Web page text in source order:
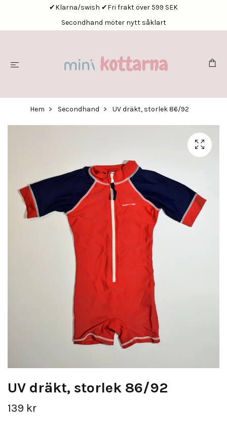
✔Klarna/swish ✔Fri frakt över 599 SEK
Secondhand möter nytt såklart
Hem Secondhand UV dräkt, storlek 86/92
UV dräkt, storlek 86/92
139 kr